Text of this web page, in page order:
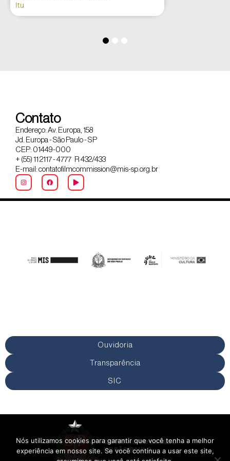
Itu
Contato
Endereço: Av. Europa, 158
Jd. Europa - São Paulo - SP
CEP: 01449-000
+ (55) 11 2117 - 4777 R 432/433
E-mail: contatofilmcommission@mis-sp.org.br
Ouvidoria
Transparência
SIC
Nós utilizamos cookies para garantir que você tenha a melhor
experiência em nosso site. Se você continua a usar este site,